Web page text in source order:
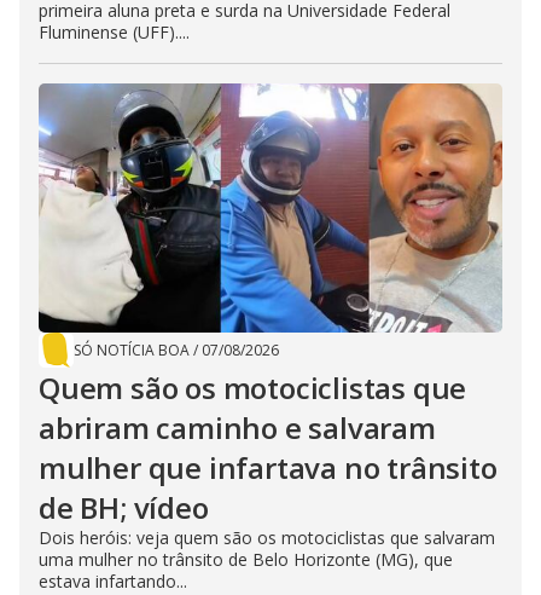
primeira aluna preta e surda na Universidade Federal
Fluminense (UFF)....
SÓ NOTÍCIA BOA/ 07/08/2026
Quem são os motociclistas que
abriram caminho e salvaram
mulher que infartava no trânsito
de BH; vídeo
Dois heróis: veja quem são os motociclistas que salvaram
uma mulher no trânsito de Belo Horizonte (MG), que
estava infartando...